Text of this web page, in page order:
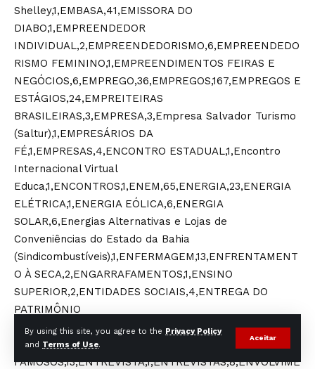
By using this site, you agree to the Privacy Policy
and Terms of Use.
Aceitar